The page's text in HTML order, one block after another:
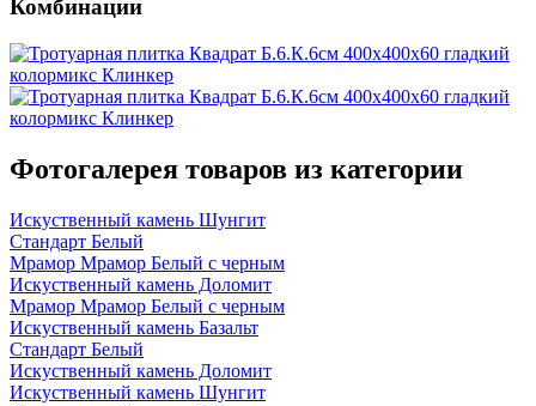
Комбинации
Фотогалерея товаров из категории
Искуственный камень Шунгит
Стандарт Белый
Мрамор Мрамор Белый с черным
Искуственный камень Доломит
Мрамор Мрамор Белый с черным
Искуственный камень Базальт
Стандарт Белый
Искуственный камень Доломит
Искуственный камень Шунгит